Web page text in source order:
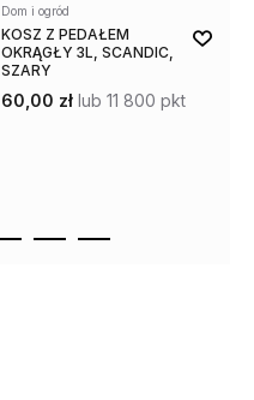
Dom i ogród
KOSZ Z PEDAŁEM
OKRĄGŁY 3L, SCANDIC,
SZARY
60,00 zł lub 11 800 pkt